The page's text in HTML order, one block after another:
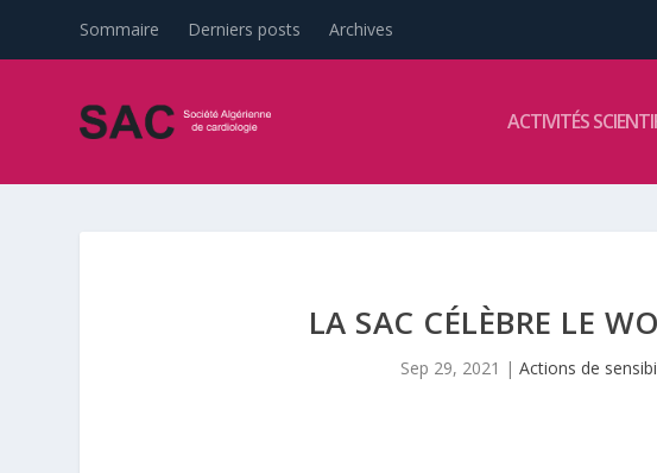
Sommaire Derniers posts Archives
ACTIVITÉS
LA SAC CÉLÈBRE LE
Sep 29, 2021 | Actions de